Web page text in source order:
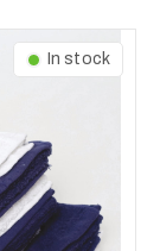
In stock